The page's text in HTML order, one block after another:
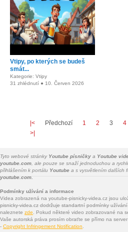
Vtipy, po kterých se budeš
smát...
Kategorie: Vtipy
31 zhlédnutí ● 10. Červen 2026
|< Předchozí 1 2 3 4
>|
Tyto webové stránky Youtube písničky a Youtube
youtube.com, ale pouze se snaží jednoduchou a
přihlášením k portálu Youtube a s vysvětlením dalších
youtube.com.
Podmínky užívání a informace
Videa zobrazená na youtube-pisnicky-videa.cz jsou
pisnicky-videa.cz dodržuje standartní podmínky
naleznete zde. Pokud některé video zobrazované na
Vaše autorská práva prosím obraťte se přímo na
- Copyright Infringement Notification.